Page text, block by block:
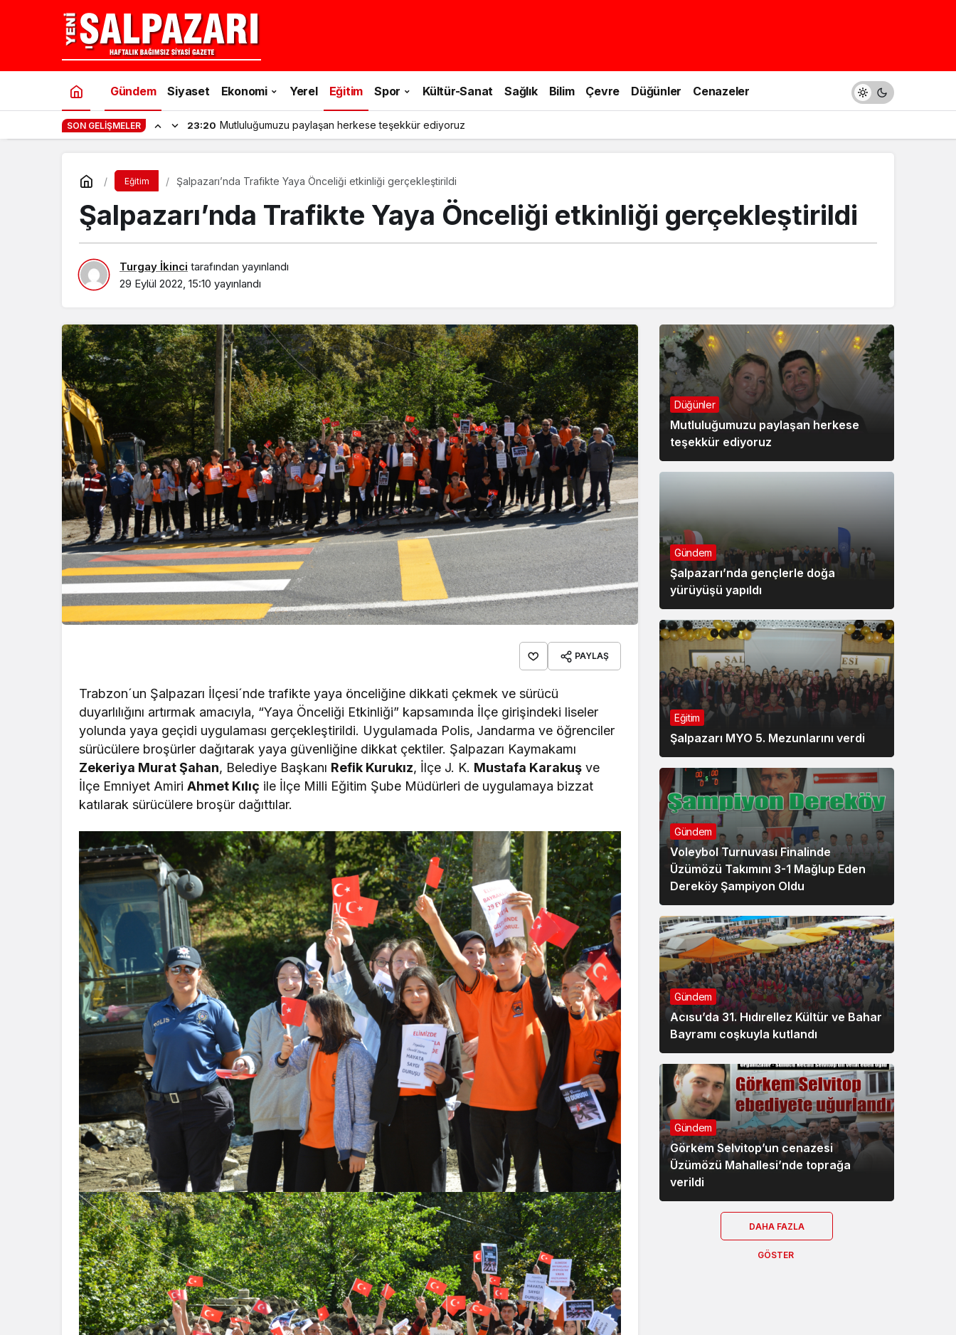
Gündem Siyaset Ekonomi Yerel Eğitim Spor Kültür-Sanat Sağlık Bilim Çevre Düğünler Cenazeler
SON GELIŞMELER 23:20 Mutluluğumuzu paylaşan herkese teşekkür ediyoruz
Eğitim Şalpazarı’nda Trafikte Yaya Önceliği etkinliği gerçekleştirildi
Şalpazarı’nda Trafikte Yaya Önceliği etkinliği gerçekleştirildi
Turgay İkinci tarafından yayınlandı
29 Eylül 2022, 15:10 yayınlandı
PAYLAŞ
Trabzon´un Şalpazarı İlçesi´nde trafikte yaya önceliğine dikkati çekmek ve sürücü
duyarlılığını artırmak amacıyla, “Yaya Önceliği Etkinliği” kapsamında İlçe girişindeki liseler
yolunda yaya geçidi uygulaması gerçekleştirildi. Uygulamada Polis, Jandarma ve öğrenciler
sürücülere broşürler dağıtarak yaya güvenliğine dikkat çektiler. Şalpazarı Kaymakamı
Zekeriya Murat Şahan, Belediye Başkanı Refik Kurukız, İlçe J. K. Mustafa Karakuş ve
İlçe Emniyet AmiriAhmet Kılıç ile İlçe Milli Eğitim Şube Müdürleri de uygulamaya bizzat
katılarak sürücülere broşür dağıttılar.
Düğünler
Mutluluğumuzu paylaşan herkese
teşekkür ediyoruz
Gündem
Şalpazarı’nda gençlerle doğa
yürüyüşü yapıldı
Eğitim
Şalpazarı MYO 5. Mezunlarını verdi
Gündem
Voleybol Turnuvası Finalinde
Üzümözü Takımını 3-1 Mağlup Eden
Dereköy Şampiyon Oldu
Gündem
Acısu’da 31. Hıdırellez Kültür ve Bahar
Bayramı coşkuyla kutlandı
Gündem
Görkem Selvitop’un cenazesi
Üzümözü Mahallesi’nde toprağa
verildi
DAHA FAZLA
GÖSTER